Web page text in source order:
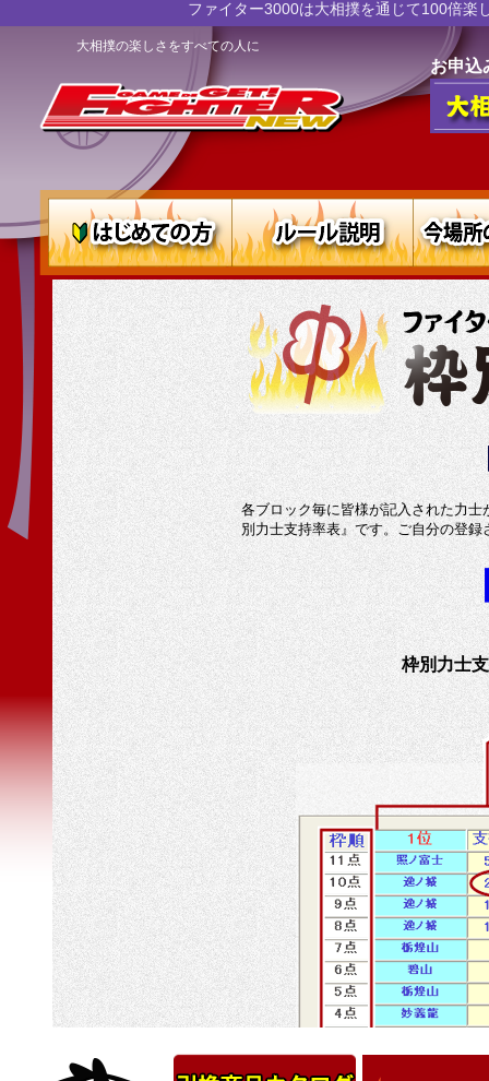
ファイター3000は大相撲を通じて100倍楽
大相撲の楽しさをすべての人に
お申込